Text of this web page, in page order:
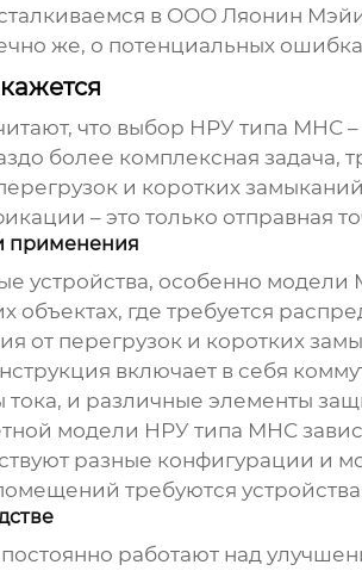
в ООО Ляонин
же, о потенциальных
что выбор НРУ типа МНС–
более комплексная задача,
и коротких
– это только отправная
применения
устройства, особенно
объектах, где требуется
от перегрузок и коротких
включает в себя
и различные элементы
модели НРУ типа МНС
разные конфигурации и
требуются
работают над